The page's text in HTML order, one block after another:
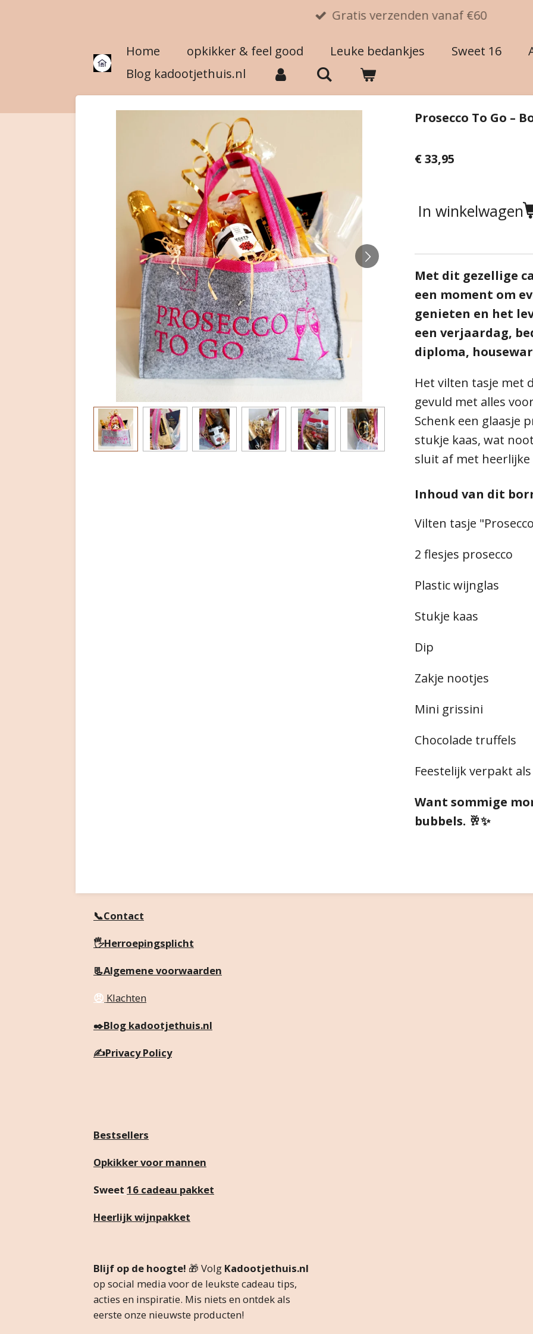
Gratis verzenden vanaf €60
Home opkikker & feel good Leuke bedankjes Sweet 16
Blog kadootjethuis.nl
Prosecco To Go –
€ 33,95
In winkelwagen
Met dit gezellige
een moment om
genieten en het
een verjaardag,
diploma,
Het vilten tasje met
gevuld met alles
Schenk een glaasje
stukje kaas, wat
sluit af met
Inhoud van dit
Vilten tasje
2 flesjes prosecco
Plastic wijnglas
Stukje kaas
Dip
Zakje nootjes
Mini grissini
Chocolade truffels
Feestelijk verpakt
Want sommige
bubbels. 🥂✨
📞Contact
🖐️Herroepingsplicht
📃Algemene voorwaarden
😠 Klachten
✒️Blog kadootjethuis.nl
✍️Privacy Policy
Bestsellers
Opkikker voor mannen
Sweet 16 cadeau pakket
Heerlijk wijnpakket
Blijf op de hoogte! 🎁 Volg Kadootjethuis.nl
op social media voor de leukste cadeau tips,
acties en inspiratie. Mis niets en ontdek als
eerste onze nieuwste producten!